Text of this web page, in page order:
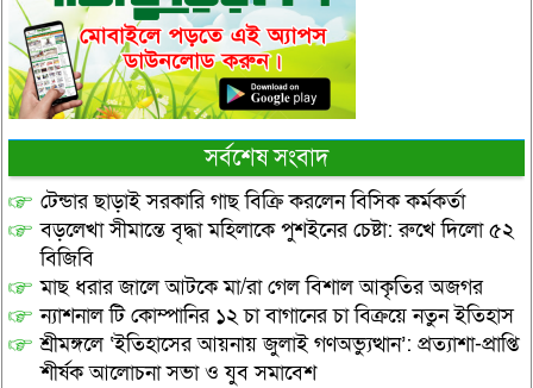
সর্বশেষ সংবাদ
টেন্ডার ছাড়াই সরকারি গাছ বিক্রি করলেন বিসিক কর্মকর্তা
বড়লেখা সীমান্তে বৃদ্ধা মহিলাকে পুশইনের চেষ্টা: রুখে দিলো ৫২
বিজিবি
মাছ ধরার জালে আটকে মা/রা গেল বিশাল আকৃতির অজগর
ন্যাশনাল টি কোম্পানির ১২ চা বাগানের চা বিক্রয়ে নতুন ইতিহাস
শ্রীমঙ্গলে ‘ইতিহাসের আয়নায় জুলাই গণঅভ্যুত্থান’: প্রত্যাশা-প্রাপ্তি
শীর্ষক আলোচনা সভা ও যুব সমাবেশ